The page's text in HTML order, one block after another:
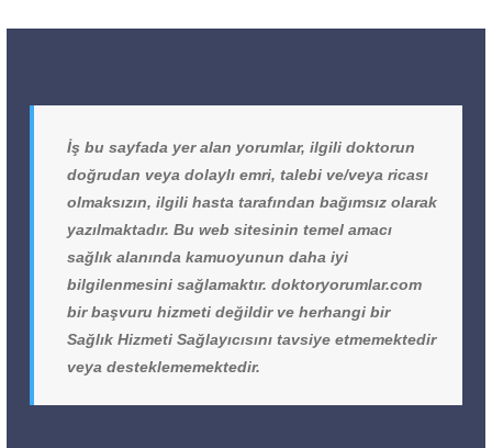
İş bu sayfada yer alan yorumlar, ilgili doktorun
doğrudan veya dolaylı emri, talebi ve/veya ricası
olmaksızın, ilgili hasta tarafından bağımsız olarak
yazılmaktadır. Bu web sitesinin temel amacı
sağlık alanında kamuoyunun daha iyi
bilgilenmesini sağlamaktır. doktoryorumlar.com
bir başvuru hizmeti değildir ve herhangi bir
Sağlık Hizmeti Sağlayıcısını tavsiye etmemektedir
veya desteklememektedir.